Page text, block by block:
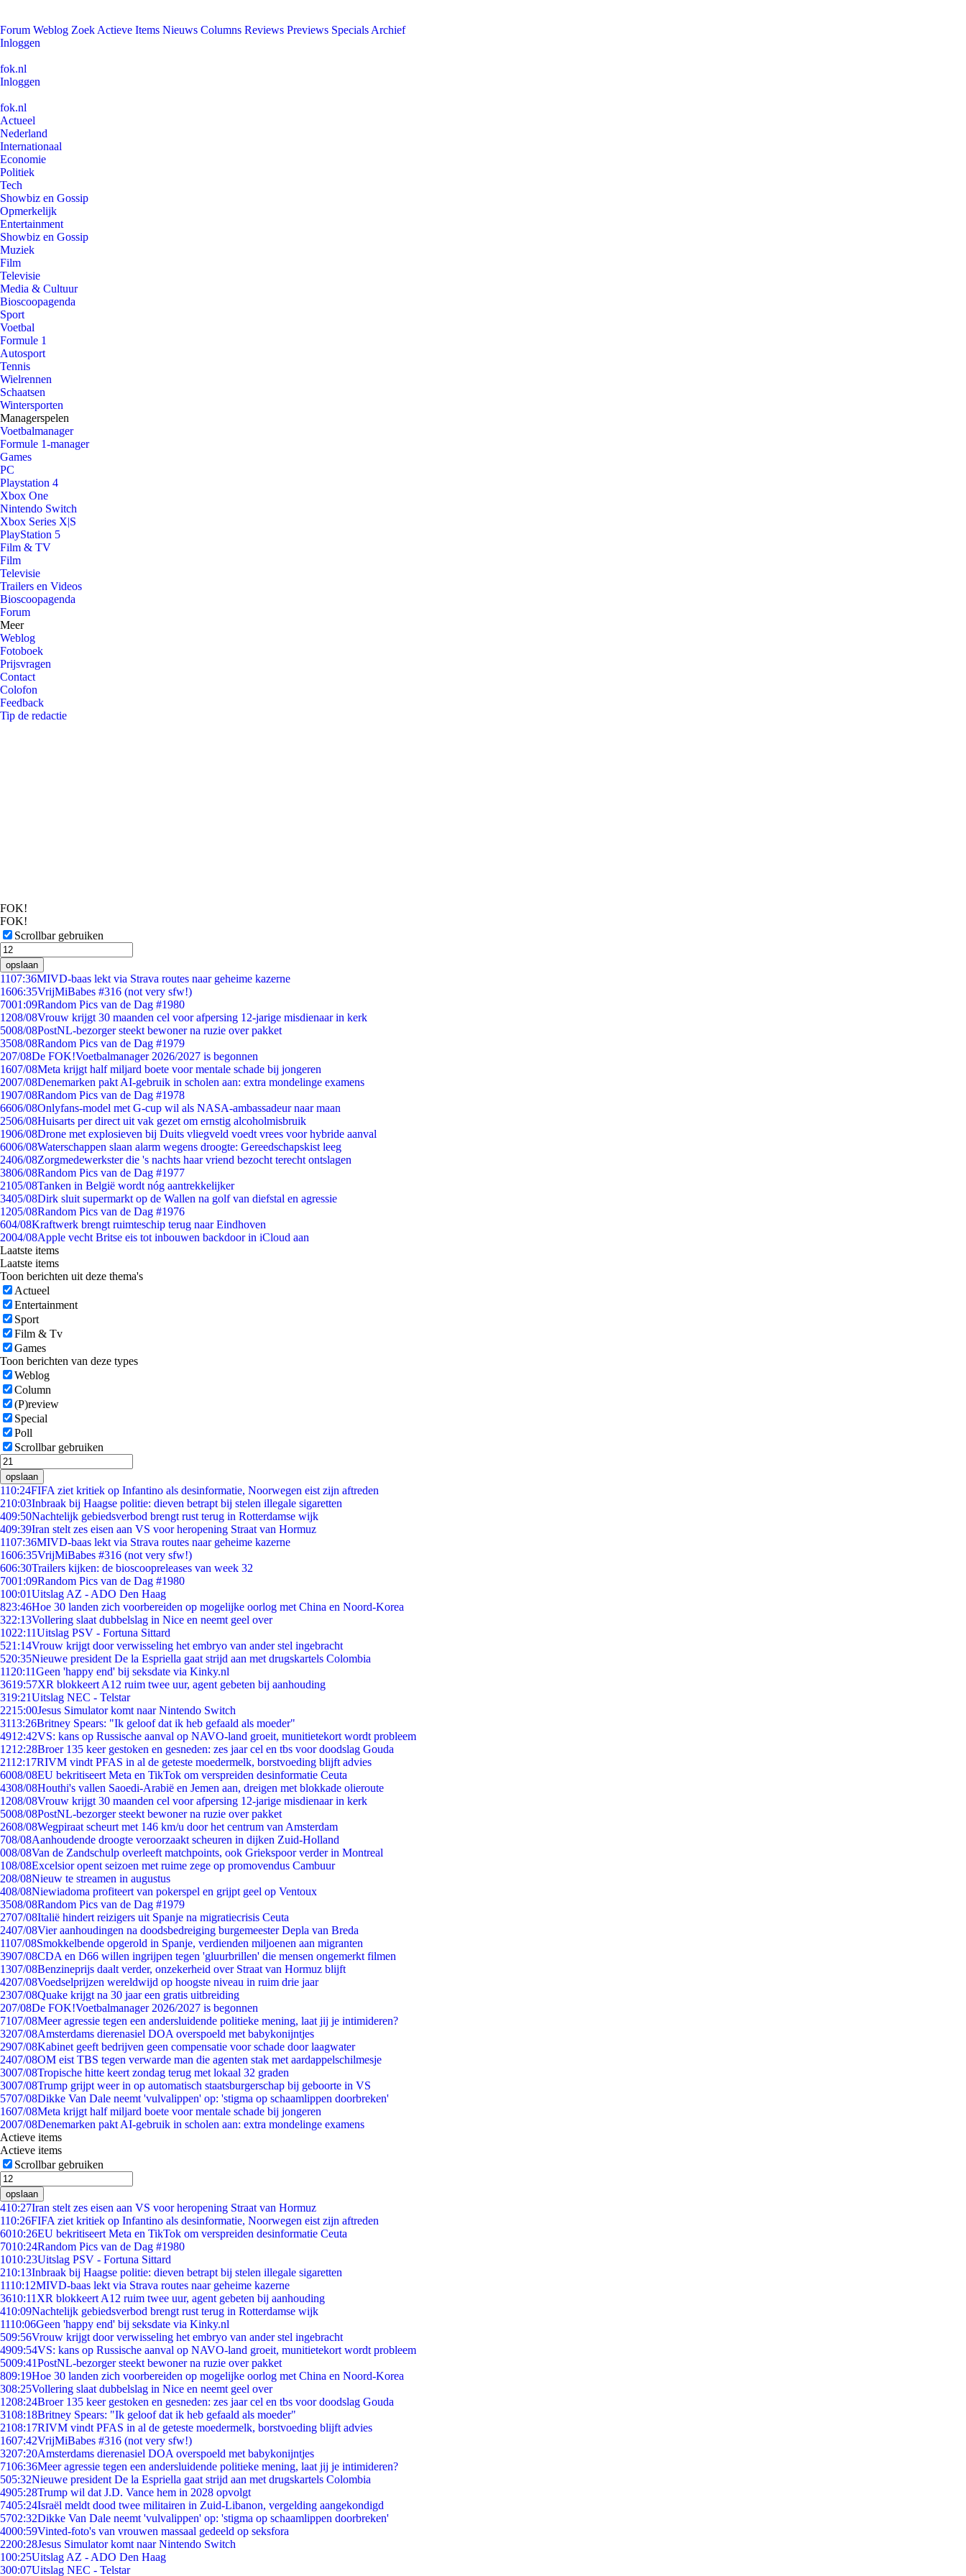
Forum Weblog Zoek Actieve Items Nieuws Columns Reviews Previews Specials Archief
Inloggen
fok.nl
Inloggen
fok.nl
Actueel
Nederland
Internationaal
Economie
Politiek
Tech
Showbiz en Gossip
Opmerkelijk
Entertainment
Showbiz en Gossip
Muziek
Film
Televisie
Media & Cultuur
Bioscoopagenda
Sport
Voetbal
Formule 1
Autosport
Tennis
Wielrennen
Schaatsen
Wintersporten
Managerspelen
Voetbalmanager
Formule 1-manager
Games
PC
Playstation 4
Xbox One
Nintendo Switch
Xbox Series X|S
PlayStation 5
Film & TV
Film
Televisie
Trailers en Videos
Bioscoopagenda
Forum
Meer
Weblog
Fotoboek
Prijsvragen
Contact
Colofon
Feedback
Tip de redactie
FOK!
FOK!
Scrollbar gebruiken
opslaan
1107:36MIVD-baas lekt via Strava routes naar geheime kazerne
1606:35VrijMiBabes #316 (not very sfw!)
7001:09Random Pics van de Dag #1980
1208/08Vrouw krijgt 30 maanden cel voor afpersing 12-jarige misdienaar in kerk
5008/08PostNL-bezorger steekt bewoner na ruzie over pakket
3508/08Random Pics van de Dag #1979
207/08De FOK!Voetbalmanager 2026/2027 is begonnen
1607/08Meta krijgt half miljard boete voor mentale schade bij jongeren
2007/08Denemarken pakt AI-gebruik in scholen aan: extra mondelinge examens
1907/08Random Pics van de Dag #1978
6606/08Onlyfans-model met G-cup wil als NASA-ambassadeur naar maan
2506/08Huisarts per direct uit vak gezet om ernstig alcoholmisbruik
1906/08Drone met explosieven bij Duits vliegveld voedt vrees voor hybride aanval
6006/08Waterschappen slaan alarm wegens droogte: Gereedschapskist leeg
2406/08Zorgmedewerkster die 's nachts haar vriend bezocht terecht ontslagen
3806/08Random Pics van de Dag #1977
2105/08Tanken in België wordt nóg aantrekkelijker
3405/08Dirk sluit supermarkt op de Wallen na golf van diefstal en agressie
1205/08Random Pics van de Dag #1976
604/08Kraftwerk brengt ruimteschip terug naar Eindhoven
2004/08Apple vecht Britse eis tot inbouwen backdoor in iCloud aan
Laatste items
Laatste items
Toon berichten uit deze thema's
Actueel
Entertainment
Sport
Film & Tv
Games
Toon berichten van deze types
Weblog
Column
(P)review
Special
Poll
Scrollbar gebruiken
opslaan
110:24FIFA ziet kritiek op Infantino als desinformatie, Noorwegen eist zijn aftreden
210:03Inbraak bij Haagse politie: dieven betrapt bij stelen illegale sigaretten
409:50Nachtelijk gebiedsverbod brengt rust terug in Rotterdamse wijk
409:39Iran stelt zes eisen aan VS voor heropening Straat van Hormuz
1107:36MIVD-baas lekt via Strava routes naar geheime kazerne
1606:35VrijMiBabes #316 (not very sfw!)
606:30Trailers kijken: de bioscoopreleases van week 32
7001:09Random Pics van de Dag #1980
100:01Uitslag AZ - ADO Den Haag
823:46Hoe 30 landen zich voorbereiden op mogelijke oorlog met China en Noord-Korea
322:13Vollering slaat dubbelslag in Nice en neemt geel over
1022:11Uitslag PSV - Fortuna Sittard
521:14Vrouw krijgt door verwisseling het embryo van ander stel ingebracht
520:35Nieuwe president De la Espriella gaat strijd aan met drugskartels Colombia
11 20:11Geen 'happy end' bij seksdate via Kinky.nl
3619:57XR blokkeert A12 ruim twee uur, agent gebeten bij aanhouding
319:21Uitslag NEC - Telstar
2215:00Jesus Simulator komt naar Nintendo Switch
3113:26Britney Spears: "Ik geloof dat ik heb gefaald als moeder"
4912:42VS: kans op Russische aanval op NAVO-land groeit, munitietekort wordt probleem
1212:28Broer 135 keer gestoken en gesneden: zes jaar cel en tbs voor doodslag Gouda
2112:17RIVM vindt PFAS in al de geteste moedermelk, borstvoeding blijft advies
6008/08EU bekritiseert Meta en TikTok om verspreiden desinformatie Ceuta
4308/08Houthi's vallen Saoedi-Arabië en Jemen aan, dreigen met blokkade olieroute
1208/08Vrouw krijgt 30 maanden cel voor afpersing 12-jarige misdienaar in kerk
5008/08PostNL-bezorger steekt bewoner na ruzie over pakket
2608/08Wegpiraat scheurt met 146 km/u door het centrum van Amsterdam
708/08Aanhoudende droogte veroorzaakt scheuren in dijken Zuid-Holland
008/08Van de Zandschulp overleeft matchpoints, ook Griekspoor verder in Montreal
108/08Excelsior opent seizoen met ruime zege op promovendus Cambuur
208/08Nieuw te streamen in augustus
408/08Niewiadoma profiteert van pokerspel en grijpt geel op Ventoux
3508/08Random Pics van de Dag #1979
2707/08Italië hindert reizigers uit Spanje na migratiecrisis Ceuta
2407/08Vier aanhoudingen na doodsbedreiging burgemeester Depla van Breda
1107/08Smokkelbende opgerold in Spanje, verdienden miljoenen aan migranten
3907/08CDA en D66 willen ingrijpen tegen 'gluurbrillen' die mensen ongemerkt filmen
1307/08Benzineprijs daalt verder, onzekerheid over Straat van Hormuz blijft
4207/08Voedselprijzen wereldwijd op hoogste niveau in ruim drie jaar
2307/08Quake krijgt na 30 jaar een gratis uitbreiding
207/08De FOK!Voetbalmanager 2026/2027 is begonnen
7107/08Meer agressie tegen een andersluidende politieke mening, laat jij je intimideren?
3207/08Amsterdams dierenasiel DOA overspoeld met babykonijntjes
2907/08Kabinet geeft bedrijven geen compensatie voor schade door laagwater
2407/08OM eist TBS tegen verwarde man die agenten stak met aardappelschilmesje
3007/08Tropische hitte keert zondag terug met lokaal 32 graden
3007/08Trump grijpt weer in op automatisch staatsburgerschap bij geboorte in VS
5707/08Dikke Van Dale neemt 'vulvalippen' op: 'stigma op schaamlippen doorbreken'
1607/08Meta krijgt half miljard boete voor mentale schade bij jongeren
2007/08Denemarken pakt AI-gebruik in scholen aan: extra mondelinge examens
Actieve items
Actieve items
Scrollbar gebruiken
opslaan
410:27Iran stelt zes eisen aan VS voor heropening Straat van Hormuz
110:26FIFA ziet kritiek op Infantino als desinformatie, Noorwegen eist zijn aftreden
6010:26EU bekritiseert Meta en TikTok om verspreiden desinformatie Ceuta
7010:24Random Pics van de Dag #1980
1010:23Uitslag PSV - Fortuna Sittard
210:13Inbraak bij Haagse politie: dieven betrapt bij stelen illegale sigaretten
1110:12MIVD-baas lekt via Strava routes naar geheime kazerne
3610:11 XR blokkeert A12 ruim twee uur, agent gebeten bij aanhouding
410:09Nachtelijk gebiedsverbod brengt rust terug in Rotterdamse wijk
1110:06Geen 'happy end' bij seksdate via Kinky.nl
509:56Vrouw krijgt door verwisseling het embryo van ander stel ingebracht
4909:54VS: kans op Russische aanval op NAVO-land groeit, munitietekort wordt probleem
5009:41PostNL-bezorger steekt bewoner na ruzie over pakket
809:19Hoe 30 landen zich voorbereiden op mogelijke oorlog met China en Noord-Korea
308:25Vollering slaat dubbelslag in Nice en neemt geel over
1208:24Broer 135 keer gestoken en gesneden: zes jaar cel en tbs voor doodslag Gouda
3108:18Britney Spears: "Ik geloof dat ik heb gefaald als moeder"
2108:17RIVM vindt PFAS in al de geteste moedermelk, borstvoeding blijft advies
1607:42VrijMiBabes #316 (not very sfw!)
3207:20Amsterdams dierenasiel DOA overspoeld met babykonijntjes
7106:36Meer agressie tegen een andersluidende politieke mening, laat jij je intimideren?
505:32Nieuwe president De la Espriella gaat strijd aan met drugskartels Colombia
4905:28Trump wil dat J.D. Vance hem in 2028 opvolgt
7405:24Israël meldt dood twee militairen in Zuid-Libanon, vergelding aangekondigd
5702:32Dikke Van Dale neemt 'vulvalippen' op: 'stigma op schaamlippen doorbreken'
4000:59Vinted-foto's van vrouwen massaal gedeeld op seksfora
2200:28Jesus Simulator komt naar Nintendo Switch
100:25Uitslag AZ - ADO Den Haag
300:07Uitslag NEC - Telstar